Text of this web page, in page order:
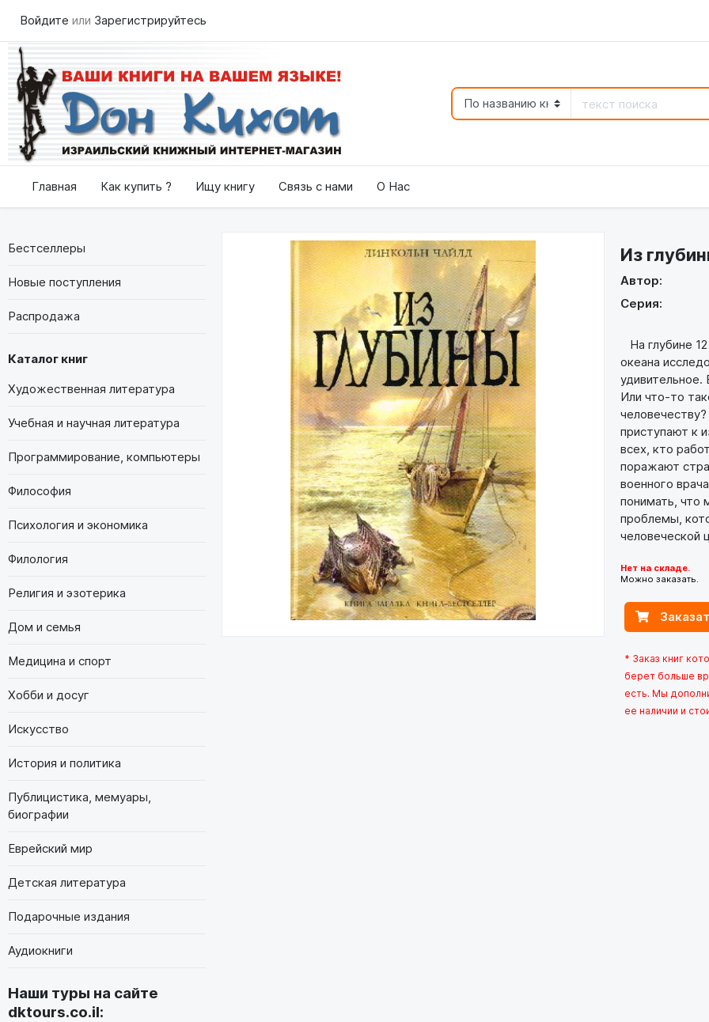
Войдите или Зарегистрируйтесь
Главная Как купить ? Ищу книгу Связь с нами О Нас
Бестселлеры
Новые поступления
Распродажа
Каталог книг
Художественная литература
Учебная и научная литература
Программирование, компьютеры
Философия
Психология и экономика
Филология
Религия и эзотерика
Дом и семья
Медицина и спорт
Хобби и досуг
Искусство
История и политика
Публицистика, мемуары,
биографии
Еврейский мир
Детская литература
Подарочные издания
Аудиокниги
Наши туры на сайте
dktours.co.il:
Из
Автор:
Серия:
На глубине
океана
удивительное.
Или что-то
приступают к
всех, кто
поражают
военного
понимать, что
проблемы,
человеческой
Нет на складе.
Можно заказать.
* Заказ книг
берет больше
есть. Мы
ее наличии и